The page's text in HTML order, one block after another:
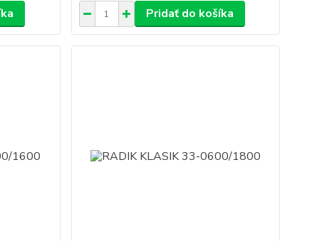
Pridať do košíka